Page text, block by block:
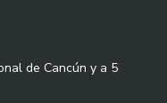
de Cancún y a 5